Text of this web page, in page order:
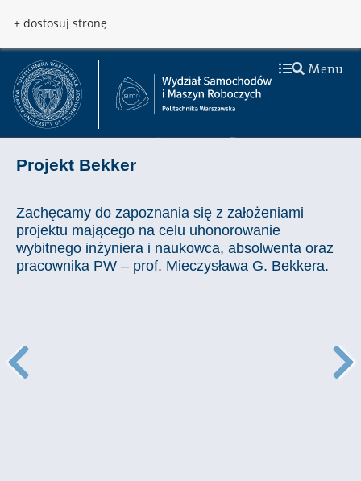
+ dostosuj stronę
Menu
Projekt Bekker
Zachęcamy do zapoznania się z założeniami
projektu mającego na celu uhonorowanie
wybitnego inżyniera i naukowca, absolwenta oraz
pracownika PW – prof. Mieczysława G. Bekkera.